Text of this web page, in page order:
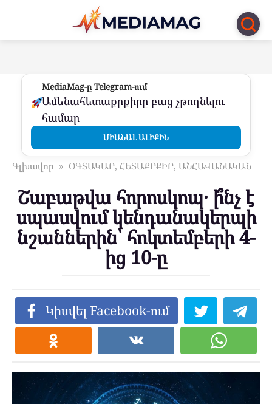
Перейти
контенту
MediaMag-ը Telegram-ում
Ամենահետաքրքիրը բաց չթողնելու
համար
ՄԻԱՆԱԼ ԱԼԻՔԻՆ
Գլխավոր » ՕԳՏԱԿԱՐ, ՀԵՏԱՔՐՔԻՐ, ԱՆՀԱՎԱՆԱԿԱՆ
Շաբաթվա հորոսկոպ․ ի՞նչ է
սպասվում կենդանակերպի
նշաններին՝ հոկտեմբերի 4-
ից 10-ը
Կիսվել Facebook-ում